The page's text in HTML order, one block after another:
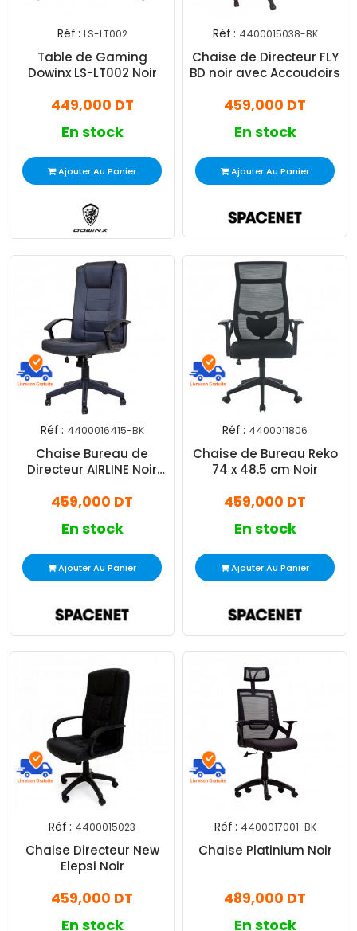
Réf : LS-LT002
Table de Gaming
Dowinx LS-LT002 Noir
449,000 DT
En stock
Ajouter Au Panier
Réf : 4400015038-BK
Chaise de Directeur FLY
BD noir avec Accoudoirs
459,000 DT
En stock
Ajouter Au Panier
Réf : 4400016415-BK
Chaise Bureau de
Directeur AIRLINE Noir
459,000 DT
En stock
Ajouter Au Panier
Réf : 4400011806
Chaise de Bureau Reko
74 x 48.5 cm Noir
459,000 DT
En stock
Ajouter Au Panier
Réf : 4400015023
Chaise Directeur New
Elepsi Noir
459,000 DT
En stock
Réf : 4400017001-BK
Chaise Platinium Noir
489,000 DT
En stock